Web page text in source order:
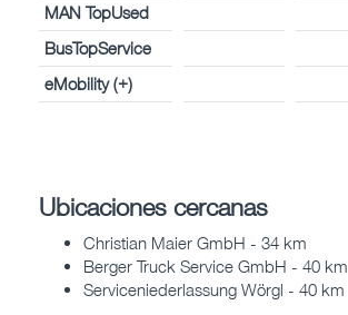
MAN TopUsed
BusTopService
eMobility (+)
Ubicaciones cercanas
Christian Maier GmbH - 34 km
Berger Truck Service GmbH - 40 km
Serviceniederlassung Wörgl - 40 km